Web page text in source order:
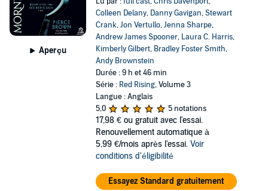
Aperçu
Colleen Delany, Danny Gavigan,Stewart
Crank,Jon Vertullo,Jenna Sharpe,
Andrew James Spooner, Laura C. Harris,
Kimberly Gilbert, Bradley Foster Smith,
Andy Brownstein
Durée : 9 h et 46 min
Série : Red Rising, Volume 3
Langue : Anglais
5,0
5 notations
17,98 € ou gratuit avec l'essai.
Renouvellement automatique à
5,99 €/mois après l'essai. Voir
conditions d'éligibilité
Essayez Standard gratuitement